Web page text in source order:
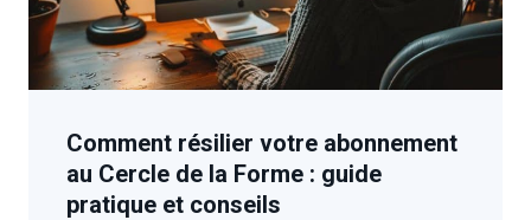
Comment résilier votre abonnement
au Cercle de la Forme : guide
pratique et conseils